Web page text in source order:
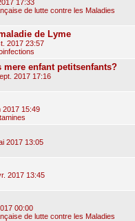
17:33
de lutte contre les Maladies
de Lyme
2017 23:57
enfant petitsenfants?
2017 17:16
2017 15:49
2017 13:05
2017 13:45
00:00
de lutte contre les Maladies